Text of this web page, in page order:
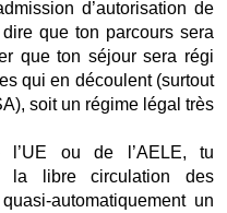
d’autorisation de
que ton parcours sera
que ton séjour sera régi
qui en découlent (surtout
soit un régime légal très
l’UE ou de l’AELE, tu
la libre circulation des
automatiquement un